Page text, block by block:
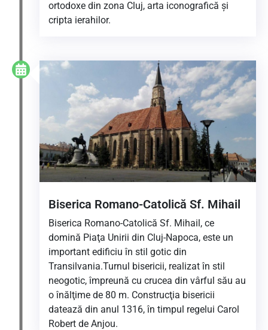
ortodoxe din zona Cluj, arta iconografică şi
cripta ierahilor.
Biserica Romano-Catolică Sf. Mihail
Biserica Romano-Catolică Sf. Mihail, ce
domină Piaţa Unirii din Cluj-Napoca, este un
important edificiu în stil gotic din
Transilvania.Turnul bisericii, realizat în stil
neogotic, împreună cu crucea din vârful său au
o înălţime de 80 m. Construcţia bisericii
datează din anul 1316, în timpul regelui Carol
Robert de Anjou.